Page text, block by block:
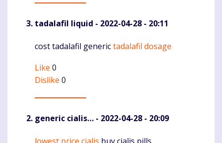
tadalafil liquid - 2022-04-28 - 20:11
Komentaras
cost tadalafil generictadalafil dosage
Like 0
Dislike 0
generic cialis… - 2022-04-28 - 20:09